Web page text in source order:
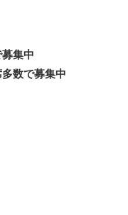
集中
数で募集中